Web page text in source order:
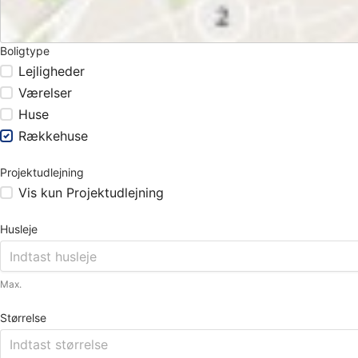
Boligtype
Lejligheder
Værelser
Huse
Rækkehuse
Projektudlejning
Vis kun Projektudlejning
Husleje
Max.
Størrelse